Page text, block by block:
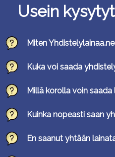
Usein
Miten
Kuka voi saada
Millä korolla voin saada
Kuinka nopeasti saan
En saanut yhtään